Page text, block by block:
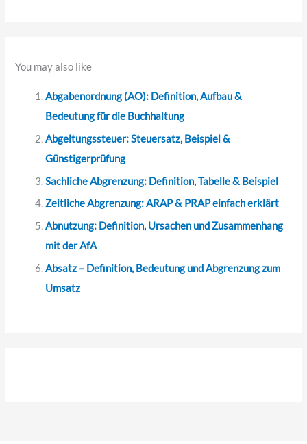
You may also like
Abgabenordnung (AO): Definition, Aufbau &
Bedeutung für die Buchhaltung
Abgeltungssteuer: Steuersatz, Beispiel &
Günstigerprüfung
Sachliche Abgrenzung: Definition, Tabelle & Beispiel
Zeitliche Abgrenzung: ARAP & PRAP einfach erklärt
Abnutzung: Definition, Ursachen und Zusammenhang
mit der AfA
Absatz – Definition, Bedeutung und Abgrenzung zum
Umsatz